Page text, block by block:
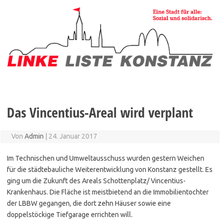
Das Vincentius-Areal wird verplant
Von Admin 24. Januar 2017
Im Technischen und Umweltausschuss wurden gestern Weichen
für die städtebauliche Weiterentwicklung von Konstanz gestellt. Es
ging um die Zukunft des Areals Schottenplatz/ Vincentius-
Krankenhaus. Die Fläche ist meistbietend an die Immobilientochter
der LBBW gegangen, die dort zehn Häuser sowie eine
doppelstöckige Tiefgarage errichten will.